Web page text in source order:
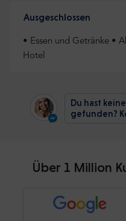
Ausgeschlossen
• Essen und Getränke •
Hotel
Du hast
gefunden?
Über 1 Million